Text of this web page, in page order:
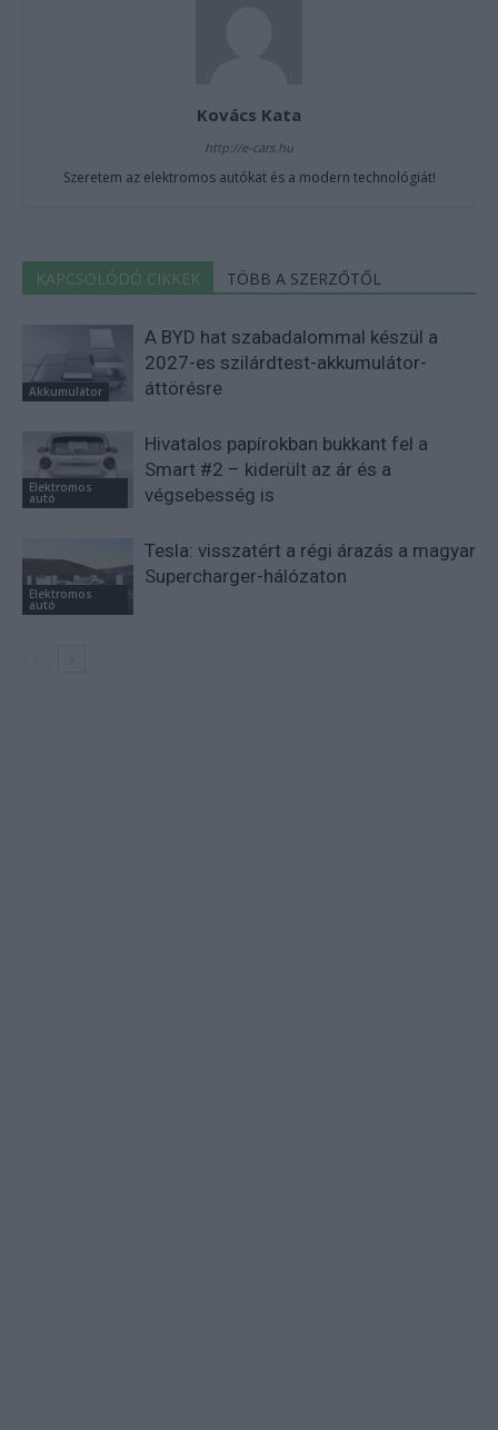
Kovács Kata
http://e-cars.hu
Szeretem az elektromos autókat és a modern technológiát!
KAPCSOLÓDÓ CIKKEK TÖBB A SZERZŐTŐL
Akkumulátor
A BYD hat szabadalommal készül a
2027-es szilárdtest-akkumulátor-
áttörésre
Elektromos
autó
Hivatalos papírokban bukkant fel a
Smart #2 – kiderült az ár és a
végsebesség is
Elektromos
autó
Tesla: visszatért a régi árazás a magyar
Supercharger-hálózaton